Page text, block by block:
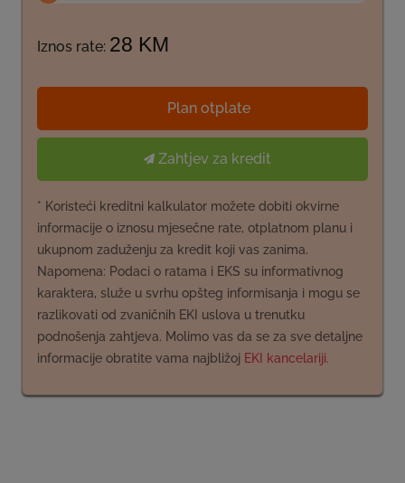
Iznos rate: 28 KM
Plan otplate
Zahtjev za kredit
* Koristeći kreditni kalkulator možete dobiti okvirne
informacije o iznosu mjesečne rate, otplatnom planu i
ukupnom zaduženju za kredit koji vas zanima.
Napomena: Podaci o ratama i EKS su informativnog
karaktera, služe u svrhu opšteg informisanja i mogu se
razlikovati od zvaničnih EKI uslova u trenutku
podnošenja zahtjeva. Molimo vas da se za sve detaljne
informacije obratite vama najbližoj EKI kancelariji.